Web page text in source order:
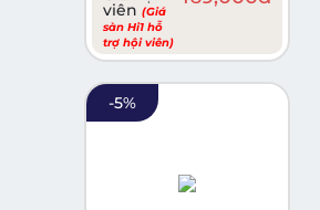
viên(Giá
sàn Hi1 hỗ
trợ hội viên)
-5%